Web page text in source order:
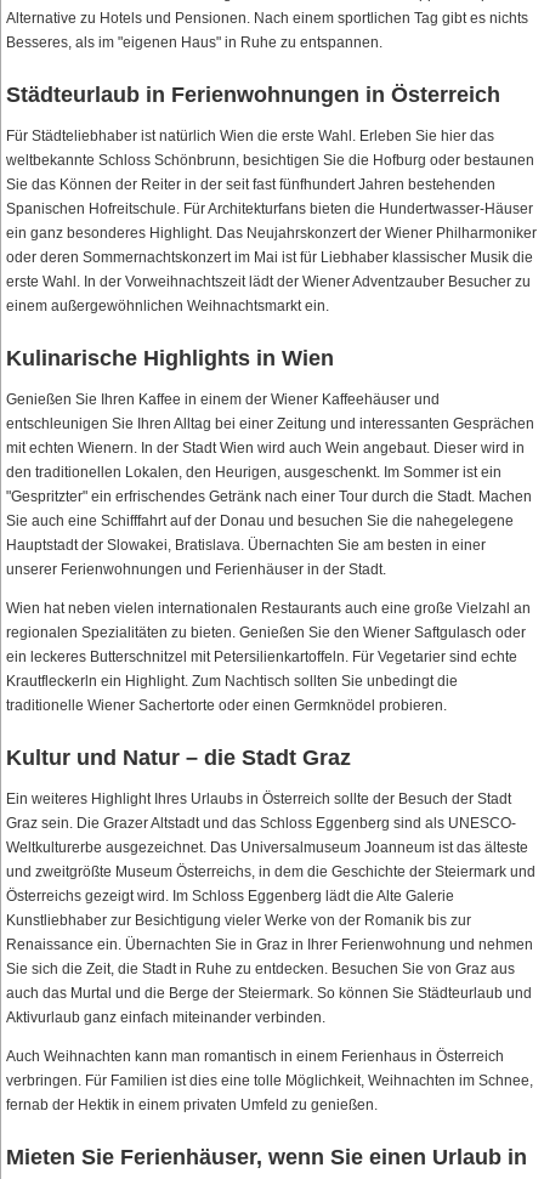
Alternative zu Hotels und Pensionen. Nach einem sportlichen Tag gibt es nichts
Besseres, als im "eigenen Haus" in Ruhe zu entspannen.
Städteurlaub in Ferienwohnungen in Österreich
Für Städteliebhaber ist natürlich Wien die erste Wahl. Erleben Sie hier das
weltbekannte Schloss Schönbrunn, besichtigen Sie die Hofburg oder bestaunen
Sie das Können der Reiter in der seit fast fünfhundert Jahren bestehenden
Spanischen Hofreitschule. Für Architekturfans bieten die Hundertwasser-Häuser
ein ganz besonderes Highlight. Das Neujahrskonzert der Wiener Philharmoniker
oder deren Sommernachtskonzert im Mai ist für Liebhaber klassischer Musik die
erste Wahl. In der Vorweihnachtszeit lädt der Wiener Adventzauber Besucher zu
einem außergewöhnlichen Weihnachtsmarkt ein.
Kulinarische Highlights in Wien
Genießen Sie Ihren Kaffee in einem der Wiener Kaffeehäuser und
entschleunigen Sie Ihren Alltag bei einer Zeitung und interessanten Gesprächen
mit echten Wienern. In der Stadt Wien wird auch Wein angebaut. Dieser wird in
den traditionellen Lokalen, den Heurigen, ausgeschenkt. Im Sommer ist ein
"Gespritzter" ein erfrischendes Getränk nach einer Tour durch die Stadt. Machen
Sie auch eine Schifffahrt auf der Donau und besuchen Sie die nahegelegene
Hauptstadt der Slowakei, Bratislava. Übernachten Sie am besten in einer
unserer Ferienwohnungen und Ferienhäuser in der Stadt.
Wien hat neben vielen internationalen Restaurants auch eine große Vielzahl an
regionalen Spezialitäten zu bieten. Genießen Sie den Wiener Saftgulasch oder
ein leckeres Butterschnitzel mit Petersilienkartoffeln. Für Vegetarier sind echte
Krautfleckerln ein Highlight. Zum Nachtisch sollten Sie unbedingt die
traditionelle Wiener Sachertorte oder einen Germknödel probieren.
Kultur und Natur – die Stadt Graz
Ein weiteres Highlight Ihres Urlaubs in Österreich sollte der Besuch der Stadt
Graz sein. Die Grazer Altstadt und das Schloss Eggenberg sind als UNESCO-
Weltkulturerbe ausgezeichnet. Das Universalmuseum Joanneum ist das älteste
und zweitgrößte Museum Österreichs, in dem die Geschichte der Steiermark und
Österreichs gezeigt wird. Im Schloss Eggenberg lädt die Alte Galerie
Kunstliebhaber zur Besichtigung vieler Werke von der Romanik bis zur
Renaissance ein. Übernachten Sie in Graz in Ihrer Ferienwohnung und nehmen
Sie sich die Zeit, die Stadt in Ruhe zu entdecken. Besuchen Sie von Graz aus
auch das Murtal und die Berge der Steiermark. So können Sie Städteurlaub und
Aktivurlaub ganz einfach miteinander verbinden.
Auch Weihnachten kann man romantisch in einem Ferienhaus in Österreich
verbringen. Für Familien ist dies eine tolle Möglichkeit, Weihnachten im Schnee,
fernab der Hektik in einem privaten Umfeld zu genießen.
Mieten Sie Ferienhäuser, wenn Sie einen Urlaub in